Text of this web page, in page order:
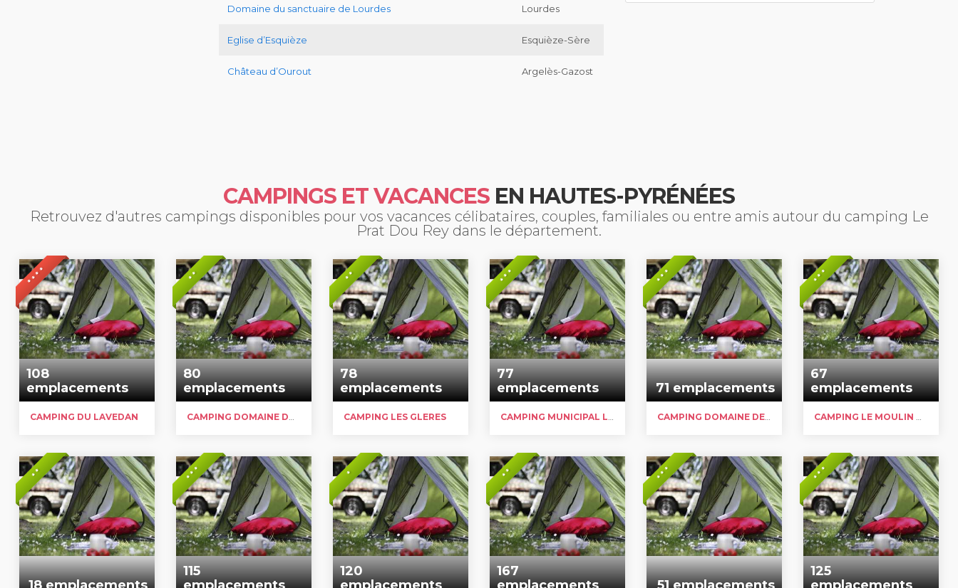
Domaine du sanctuaire de Lourdes Lourdes
Eglise d’Esquièze Esquièze-Sère
Château d’Ourout Argelès-Gazost
CAMPINGS ET VACANCES EN HAUTES-PYRÉNÉES
Retrouvez d'autres campings disponibles pour vos vacances célibataires, couples, familiales ou entre amis autour du camping Le
Prat Dou Rey dans le département.
* * * *
108
emplacements
CAMPING DU LAVEDAN
* *
80
emplacements
CAMPING DOMAINE DU VISCOS
* *
78
emplacements
CAMPING LES GLERES
* * *
77
emplacements
CAMPING MUNICIPAL LALANNE
* * *
71 emplacements
CAMPING DOMAINE DE LA TOUR
* * *
67
emplacements
CAMPING LE MOULIN DU MONGE
* * * * *
115
*
120
* *
167
* * * * * *
125